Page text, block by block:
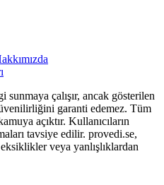
çalışır, ancak gösterilen
garanti edemez. Tüm
açıktır. Kullanıcıların
tavsiye edilir. provedi.se,
veya yanlışlıklardan